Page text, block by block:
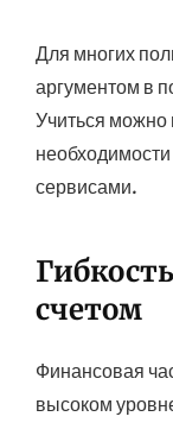
Для многих
аргументом в
Учиться
сервисами.
счетом
Финансовая
высоком